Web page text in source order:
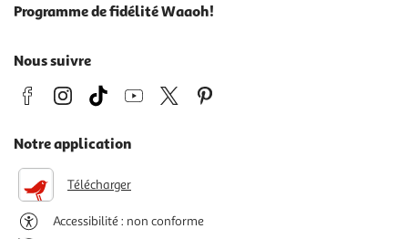
Programme de fidélité Waaoh!
Nous suivre
Notre application
Télécharger
Accessibilité : non conforme